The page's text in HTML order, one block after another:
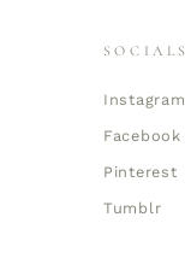
SOCIALS
Instagram
Facebook
Pinterest
Tumblr